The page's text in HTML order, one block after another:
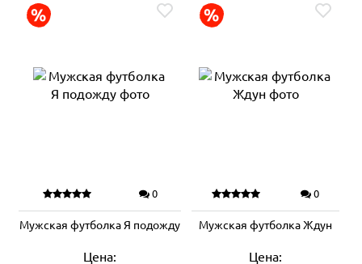
0
Мужская футболка Я подожду
Цена:
0
Мужская футболка Ждун
Цена: